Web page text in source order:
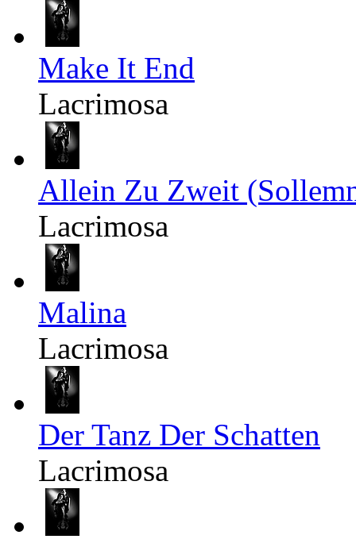
Make It End
Lacrimosa
Allein Zu Zweit
Lacrimosa
Malina
Lacrimosa
Der Tanz Der Schatten
Lacrimosa